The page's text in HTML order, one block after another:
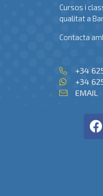
Cursos i
qualitat a
Contacta
+34
+34
EMAIL